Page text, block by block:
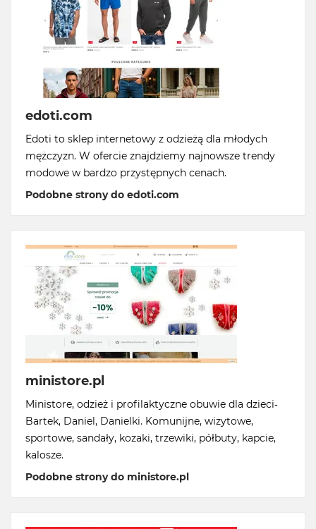
edoti.com
Edoti to sklep internetowy z odzieżą dla młodych
mężczyzn. W ofercie znajdziemy najnowsze trendy
modowe w bardzo przystępnych cenach.
Podobne strony do edoti.com
ministore.pl
Ministore, odzież i profilaktyczne obuwie dla dzieci-
Bartek, Daniel, Danielki. Komunijne, wizytowe,
sportowe, sandały, kozaki, trzewiki, półbuty, kapcie,
kalosze.
Podobne strony do ministore.pl